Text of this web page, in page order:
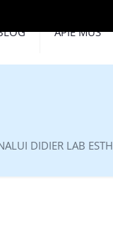
APIE MUS
DIDIER LAB